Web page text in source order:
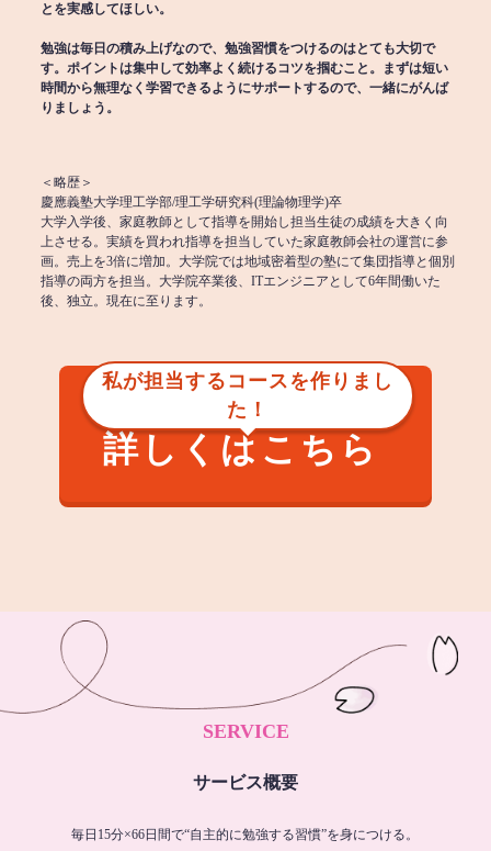
とを実感してほしい。
勉強は毎日の積み上げなので、勉強習慣をつけるのはとても大切で
す。ポイントは集中して効率よく続けるコツを掴むこと。まずは短い
時間から無理なく学習できるようにサポートするので、一緒にがんば
りましょう。
＜略歴＞
慶應義塾大学理工学部/理工学研究科(理論物理学)卒
大学入学後、家庭教師として指導を開始し担当生徒の成績を大きく向
上させる。実績を買われ指導を担当していた家庭教師会社の運営に参
画。売上を3倍に増加。大学院では地域密着型の塾にて集団指導と個別
指導の両方を担当。大学院卒業後、ITエンジニアとして6年間働いた
後、独立。現在に至ります。
私が担当するコースを作りまし
た！
詳しくはこちら
SERVICE
サービス概要
毎日15分×66日間で“自主的に勉強する習慣”を身につける。